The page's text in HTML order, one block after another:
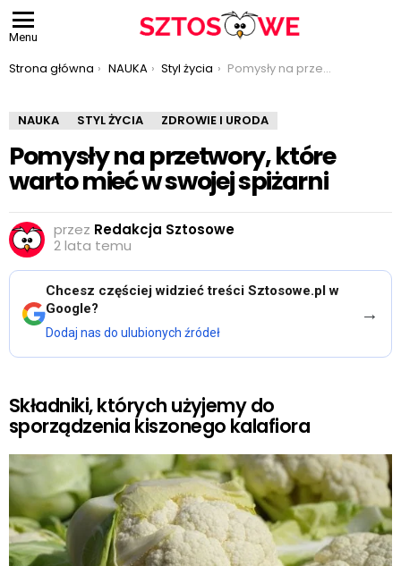
Menu
Jesteś tutaj:
Strona główna NAUKA Styl życia Pomysły na przetwory, które warto mieć w swojej spiżarni
NAUKA STYL ŻYCIA ZDROWIE I URODA
Pomysły na przetwory, które
warto mieć w swojej spiżarni
przez Redakcja Sztosowe
2 lata temu
Chcesz częściej widzieć treści Sztosowe.pl w
Google?
Dodaj nas do ulubionych źródeł
→
Składniki, których użyjemy do
sporządzenia kiszonego kalafiora